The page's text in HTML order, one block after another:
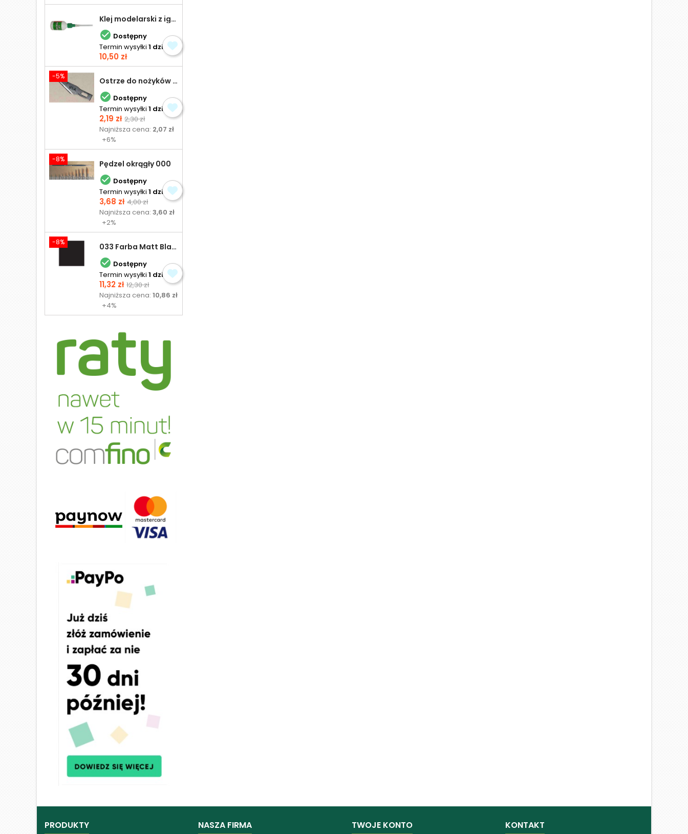
Klej modelarski z igłą 30 ml
 Dostępny
Termin wysyłki 1 dzień
Cena
10,50 zł
-5% Ostrze do nożyków Excel
 Dostępny
Termin wysyłki 1 dzień
Cena
2,19 zł Cena
podstawowa
2,30 zł
Najniższa cena: 2,07 zł
+6%
-8% Pędzel okrągły 000
 Dostępny
Termin wysyłki 1 dzień
Cena
3,68 zł Cena
podstawowa
4,00 zł
Najniższa cena:3,60 zł
+2%
-8% 033 Farba Matt Black - olejna
 Dostępny
Termin wysyłki 1 dzień
Cena
11,32 zł Cena
podstawowa
12,30 zł
Najniższa cena:10,86 zł
+4%
PRODUKTY NASZA FIRMA TWOJE KONTO KONTAKT